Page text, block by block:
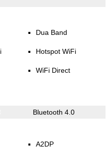
Dua Band
Hotspot WiFi
WiFi Direct
Bluetooth 4.0
A2DP